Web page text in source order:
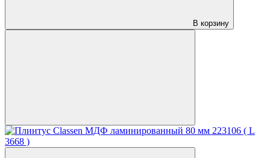
В корзину